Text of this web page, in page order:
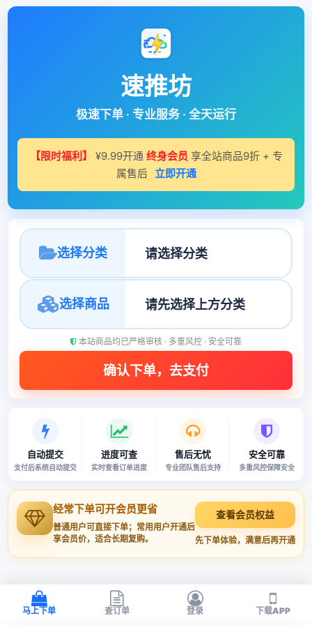
速推坊
极速下单 · 专业服务 · 全天运行
【限时福利】 ¥9.99开通 终身会员 享全站商品9折 + 专
属售后 立即开通
选择分类
选择商品
本站商品均已严格审核 · 多重风控 · 安全可靠
自动提交
支付后系统自动提交
进度可查
实时查看订单进度
售后无忧
专业团队售后支持
安全可靠
多重风控保障安全
经常下单可开会员更省
普通用户可直接下单；常用用户开通后
享会员价，适合长期复购。
查看会员权益
先下单体验，满意后再开通
马上下单 查订单 登录 下载APP